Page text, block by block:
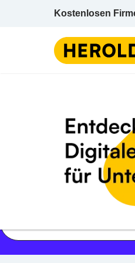
Kostenlosen